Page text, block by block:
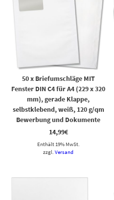
50 x Briefumschläge MIT
Fenster DIN C4 für A4 (229 x 320
mm), gerade Klappe,
selbstklebend, weiß, 120 g/qm
Bewerbung und Dokumente
14,99€
Enthält 19% MwSt.
zzgl.Versand